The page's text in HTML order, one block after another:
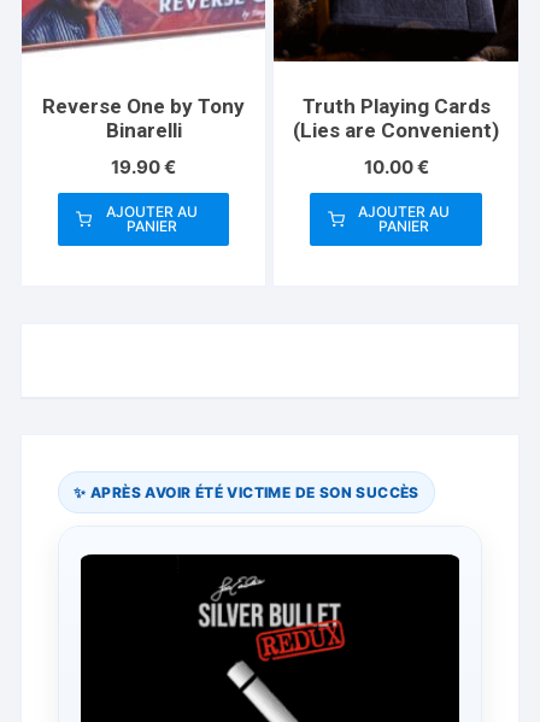
Reverse One by Tony
Binarelli
19.90€
AJOUTER AU
PANIER
Truth Playing Cards
(Lies are Convenient)
10.00€
AJOUTER AU
PANIER
✨ APRÈS AVOIR ÉTÉ VICTIME DE SON SUCCÈS